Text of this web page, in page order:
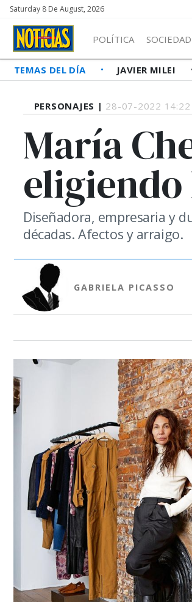
Saturday 8 De August, 2026
POLÍTICA SOCIEDAD
TEMAS DEL DÍA JAVIER MILEI
PERSONAJES | 28-07-2022 14:22
María
Diseñadora, empresaria y
décadas. Afectos y arraigo.
GABRIELA PICASSO